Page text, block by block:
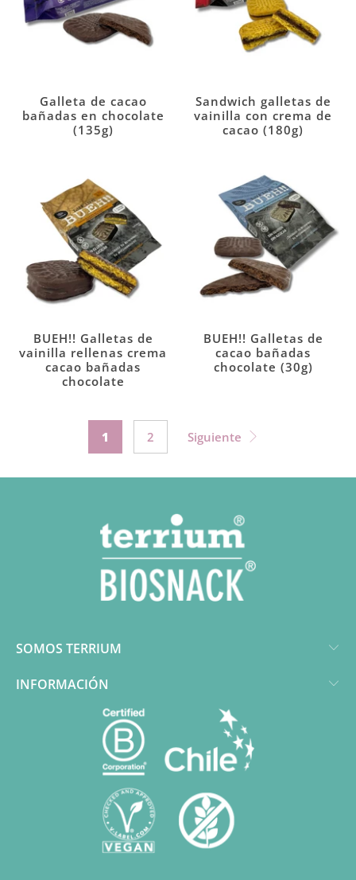
Galleta de cacao
bañadas en chocolate
(135g)
Sandwich galletas de
vainilla con crema de
cacao (180g)
BUEH!! Galletas de
vainilla rellenas crema
cacao bañadas
chocolate
BUEH!! Galletas de
cacao bañadas
chocolate (30g)
1 2 Siguiente
SOMOS TERRIUM
INFORMACIÓN